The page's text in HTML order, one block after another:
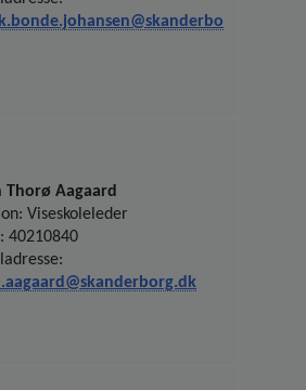
Thorø Aagaard
Viseskoleleder
40210840